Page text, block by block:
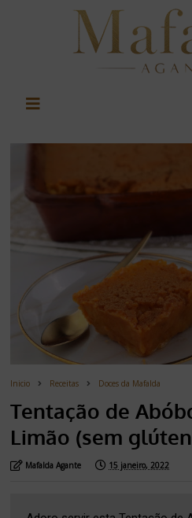
Inicio Receitas Doces da Mafalda
Tentação de
Limão (sem
Mafalda Agante 15 janeiro, 2022